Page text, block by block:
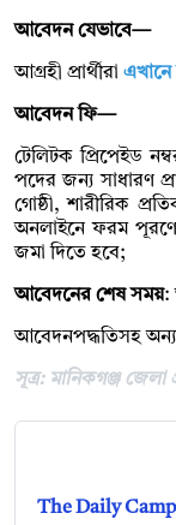
আবেদন যেভাবে—
আগ্রহী প্রার্থীরা এখানে
আবেদন ফি—
টেলিটক প্রিপেইড
পদের জন্য সাধারণ
গোষ্ঠী, শারীরিক
অনলাইনে ফরম
জমা দিতে হবে;
আবেদনের শেষ সময়:
আবেদনপদ্ধতিসহ
সূত্র: মানিকগঞ্জ
The Daily